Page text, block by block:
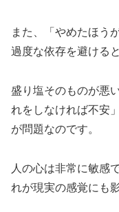
また、「やめたほう
過度な依存を避ける
盛り塩そのものが悪
れをしなければ不安
が問題なのです。
人の心は非常に敏感
れが現実の感覚にも